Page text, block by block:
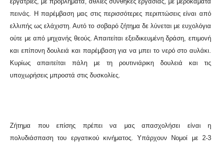
πεινάς. Η παρέμβαση μας στις περισσότερες περιπτώσεις είναι από
ελλιπής ως ελάχιστη. Αυτό το σοβαρό ζήτημα δε λύνεται με ευχολόγια
ούτε με από μηχανής θεούς. Απαιτείται εξειδικευμένη δράση, επιμονή
και επίπονη δουλειά και παρέμβαση για να μπει το νερό στο αυλάκι.
Κυρίως απαιτείται πάλη με τη ρουτινιάρικη δουλειά και τις
υποχωρήσεις μπροστά στις δυσκολίες.
Ζήτημα που επίσης πρέπει να μας απασχολήσει είναι η
πολυδιάσπαση του εργατικού κινήματος. Υπάρχουν Νομοί με 2-3